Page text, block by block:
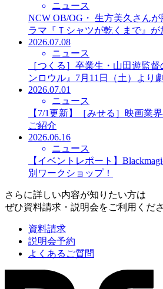
ニュース
NCW OB/OG・ 生方美久さん
ラマ『Ｔシャツが乾くまで』が
2026.07.08
ニュース
［つくる］卒業生・山田遊監
ンロウル』7月11日（土）より
2026.07.01
ニュース
【7/1更新】［みせる］映画業
ご紹介
2026.06.16
ニュース
【イベントレポート】
別ワークショップ！
さらに詳しい内容が知りたい方は
ぜひ資料請求・説明会をご利用くだ
資料請求
説明会予約
よくあるご質問